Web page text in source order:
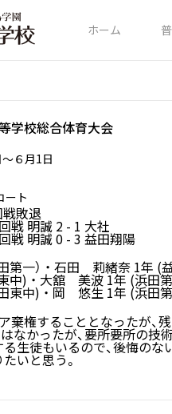
ホーム
学校総合体育大会
～６月1日
ート
敗退
戦 明誠 2 - 1 大社
戦 明誠 0 - 3 益田翔陽
一） ・ 石田 莉緒奈 1年 (
) ・ 大舘 美波 1年 (浜田第
中) ・ 岡 悠生 1年 (浜田第
棄権することとなったが、
なかったが、要所要所の
生徒もいるので、後悔の
いと思う。